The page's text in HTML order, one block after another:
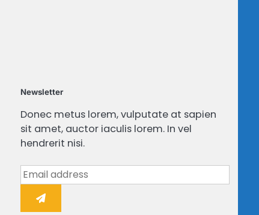
Newsletter
Donec metus lorem, vulputate at sapien
sit amet, auctor iaculis lorem. In vel
hendrerit nisi.